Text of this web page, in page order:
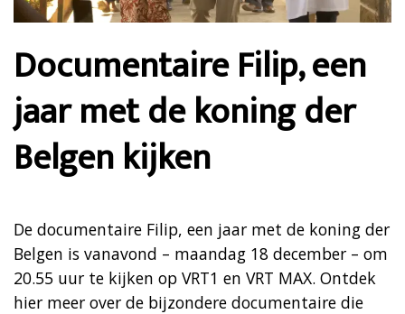
Documentaire Filip, een
jaar met de koning der
Belgen kijken
De documentaire Filip, een jaar met de koning der
Belgen is vanavond – maandag 18 december – om
20.55 uur te kijken op VRT1 en VRT MAX. Ontdek
hier meer over de bijzondere documentaire die